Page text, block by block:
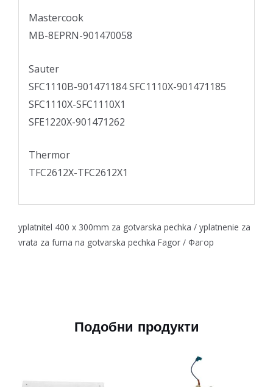
Mastercook
MB-8EPRN-901470058
Sauter
SFC1110B-901471184 SFC1110X-901471185
SFC1110X-SFC1110X1
SFE1220X-901471262
Thermor
TFC2612X-TFC2612X1
yplatnitel 400 х 300mm za gotvarska pechka / yplatnenie za
vrata za furna na gotvarska pechka Fagor / Фагор
Подобни продукти